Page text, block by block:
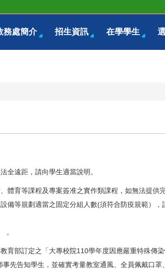
務處簡介 招生資訊 在學學生
遠距，請向學生適當說明。
育等課程及專案簽准之實作類課程，如無法提供
備等規劃適當之固定分組人數(須符合防疫規範）
。
部訂定之「大專校院110學年度因應嚴重特殊傳染
事先告知學生，並確實考量教室通風、全員佩戴口